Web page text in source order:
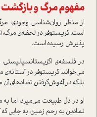
مفهوم مرگ و
از منظر روان‌شناسی وجودی،
است. کریستوفر در لحظه‌ی مرگ،
پذیرش رسیده است.
در فلسفه‌ی
می‌خواند. کریستوفر در آستانه‌ی
بلکه در آغوش‌گرفتن تضادهای آن
او در دل طبیعت می‌میرد، اما
نمادین به رحم زمین، به جایی که